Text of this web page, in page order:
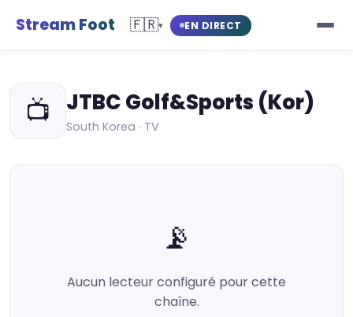
Stream Foot 🇫🇷▾ EN DIRECT
📺 JTBC Golf&Sports (Kor)
South Korea · TV
📡
Aucun lecteur configuré pour cette
chaîne.